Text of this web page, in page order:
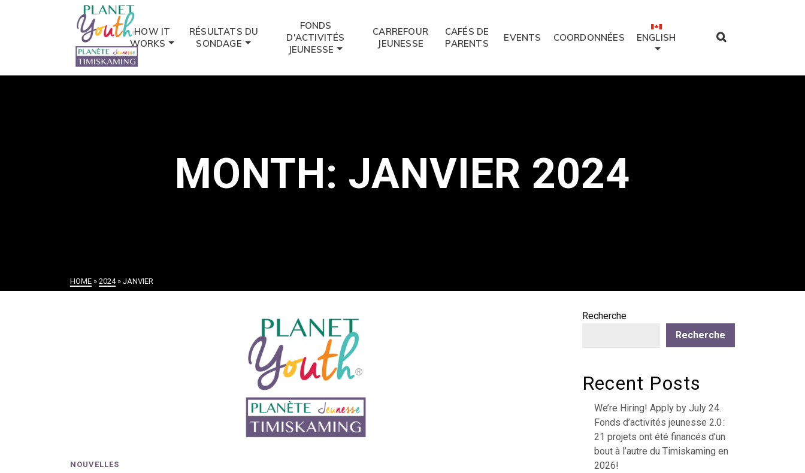
HOW IT
WORKS
RÉSULTATS DU
SONDAGE
FONDS
D'ACTIVITÉS
JEUNESSE
CARREFOUR
JEUNESSE
CAFÉS DE
PARENTS
EVENTS COORDONNÉES ENGLISH
MONTH: JANVIER 2024
HOME » 2024 » JANVIER
NOUVELLES
Recherche
Recherche
Recent Posts
We’re Hiring! Apply by July 24.
Fonds d’activités jeunesse 2.0 :
21 projets ont été financés d’un
bout à l’autre du Timiskaming en
2026!